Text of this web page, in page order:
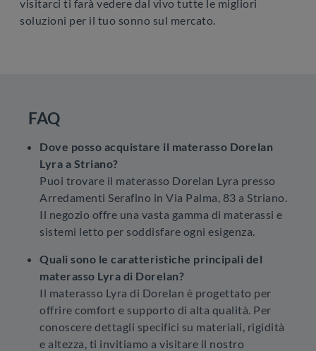
visitarci ti farà vedere dal vivo tutte le migliori
soluzioni per il tuo sonno sul mercato.
FAQ
Dove posso acquistare il materasso Dorelan
Lyra a Striano?
Puoi trovare il materasso Dorelan Lyra presso
Arredamenti Serafino in Via Palma, 83 a Striano.
Il negozio offre una vasta gamma di materassi e
sistemi letto per soddisfare ogni esigenza.
Quali sono le caratteristiche principali del
materasso Lyra di Dorelan?
Il materasso Lyra di Dorelan è progettato per
offrire comfort e supporto di alta qualità. Per
conoscere dettagli specifici su materiali, rigidità
e altezza, ti invitiamo a visitare il nostro